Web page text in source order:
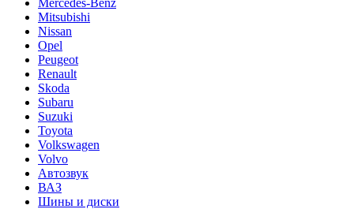
Mitsubishi
Nissan
Opel
Peugeot
Renault
Skoda
Subaru
Suzuki
Toyota
Volkswagen
Volvo
Автозвук
ВАЗ
Шины и диски